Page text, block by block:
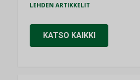
LEHDEN ARTIKKELIT
KATSO KAIKKI